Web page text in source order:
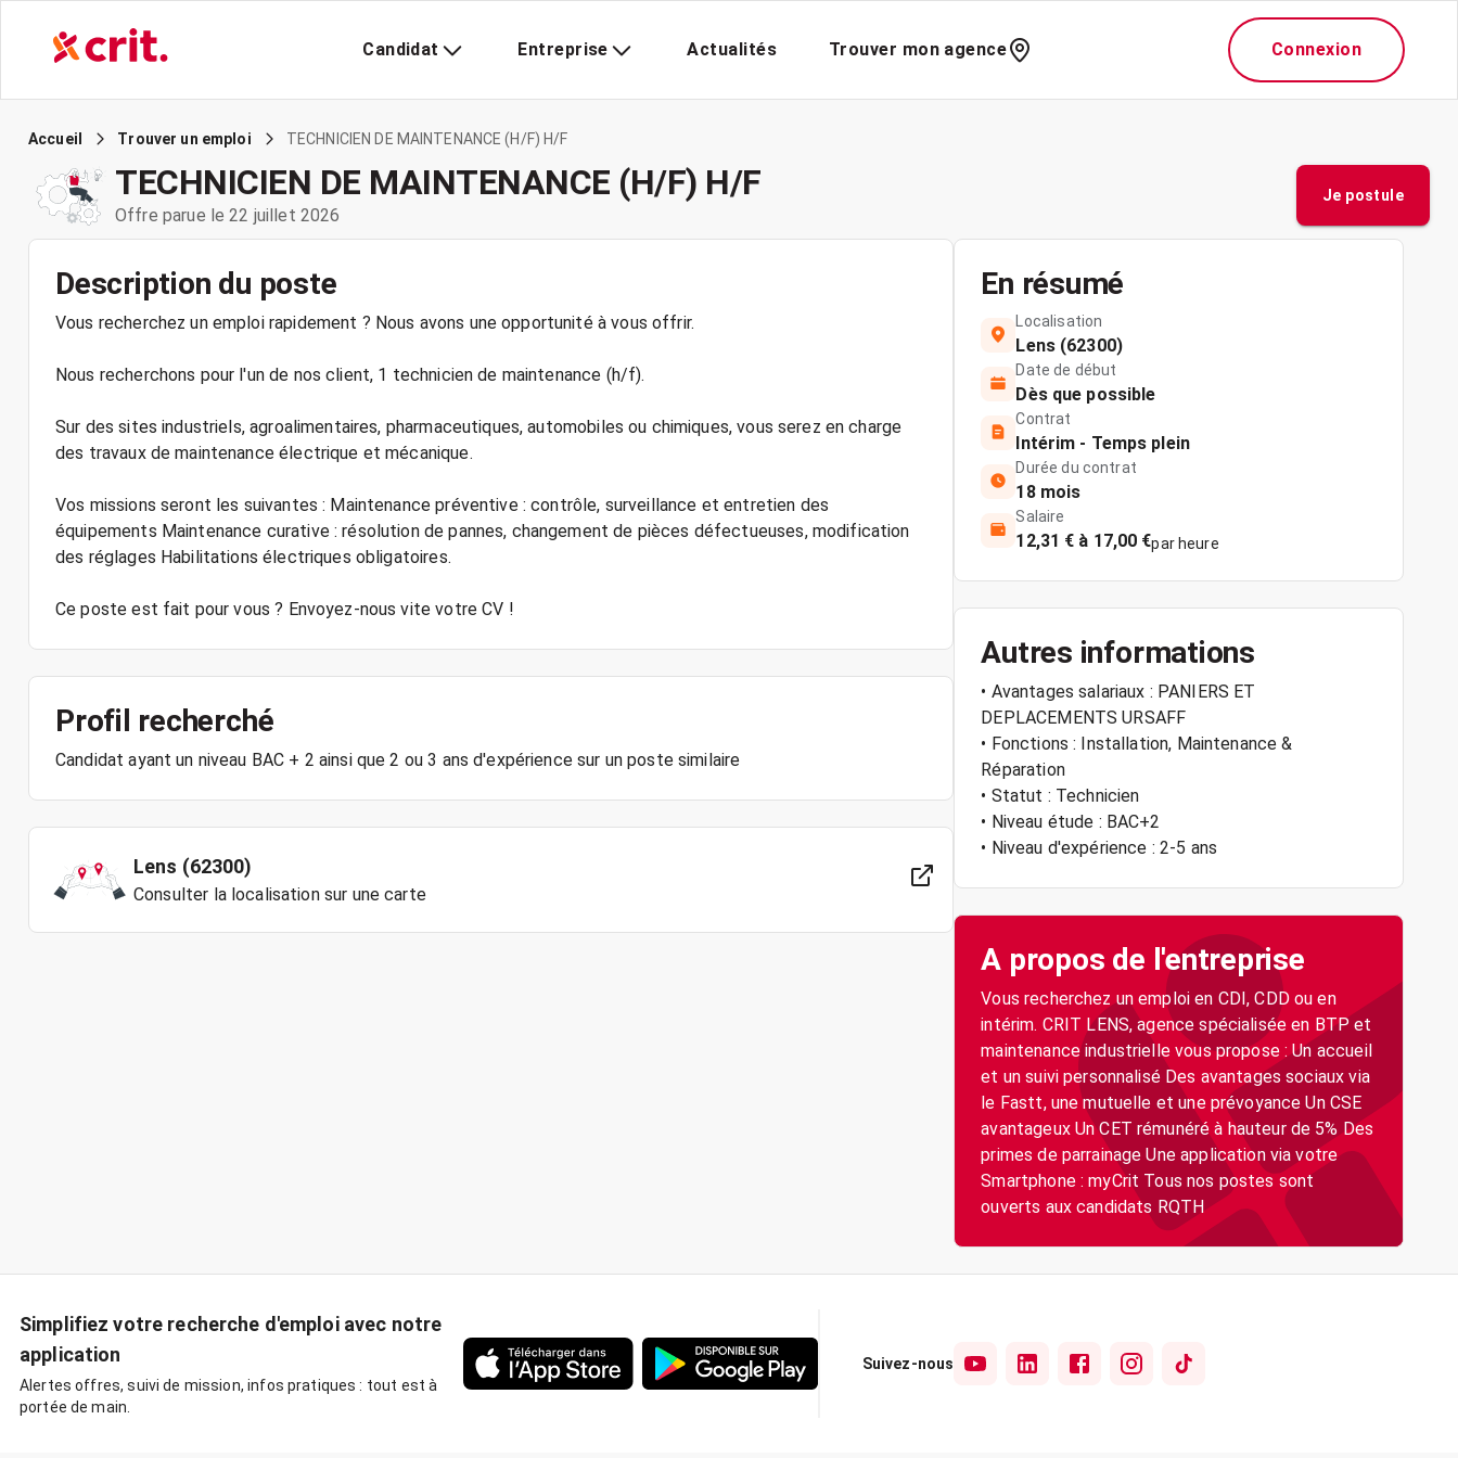
Candidat Entreprise Actualités Trouver mon agence Connexion
Accueil Trouver un emploi TECHNICIEN DE MAINTENANCE (H/F) H/F
TECHNICIEN DE MAINTENANCE (H/F) H/F
Offre parue le 22 juillet 2026
Je postule
Description du poste
Vous recherchez un emploi rapidement ? Nous avons une opportunité à vous offrir.
Nous recherchons pour l'un de nos client, 1 technicien de maintenance (h/f).
Sur des sites industriels, agroalimentaires, pharmaceutiques, automobiles ou chimiques, vous serez en charge
des travaux de maintenance électrique et mécanique.
Vos missions seront les suivantes : Maintenance préventive : contrôle, surveillance et entretien des
équipements Maintenance curative : résolution de pannes, changement de pièces défectueuses, modification
des réglages Habilitations électriques obligatoires.
Ce poste est fait pour vous ? Envoyez-nous vite votre CV !
Profil recherché
Candidat ayant un niveau BAC + 2 ainsi que 2 ou 3 ans d'expérience sur un poste similaire
Lens (62300)
Consulter la localisation sur une carte
En résumé
Localisation
Lens (62300)
Date de début
Dès que possible
Contrat
Intérim - Temps plein
Durée du contrat
18 mois
Salaire
12,31 € à 17,00 €par heure
Autres informations
• Avantages salariaux : PANIERS ET
DEPLACEMENTS URSAFF
• Fonctions : Installation, Maintenance &
Réparation
• Statut : Technicien
• Niveau étude : BAC+2
• Niveau d'expérience : 2-5 ans
A propos de l'entreprise
Vous recherchez un emploi en CDI, CDD ou en
intérim. CRIT LENS, agence spécialisée en BTP et
maintenance industrielle vous propose : Un accueil
et un suivi personnalisé Des avantages sociaux via
le Fastt, une mutuelle et une prévoyance Un CSE
avantageux Un CET rémunéré à hauteur de 5% Des
primes de parrainage Une application via votre
Smartphone : myCrit Tous nos postes sont
ouverts aux candidats RQTH
Simplifiez votre recherche d'emploi avec notre
application
Alertes offres, suivi de mission, infos pratiques : tout est à
portée de main.
Suivez-nous